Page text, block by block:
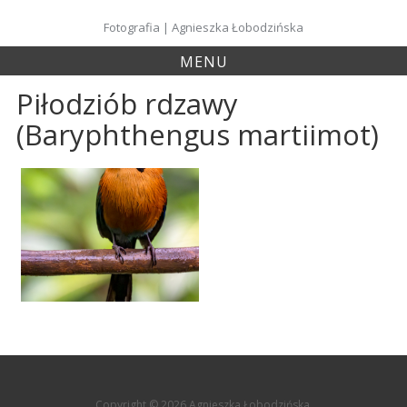
content
Fotografia | Agnieszka Łobodzińska
MENU
Piłodziób rdzawy
(Baryphthengus martiimot)